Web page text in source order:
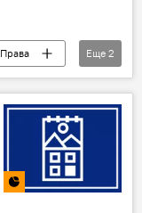
Права
Еще 2